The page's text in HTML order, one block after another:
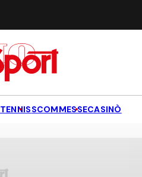
TENNISSCOMMESSECASINÒ